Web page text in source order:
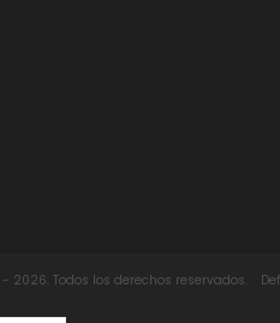
Todos los derechos reservados.